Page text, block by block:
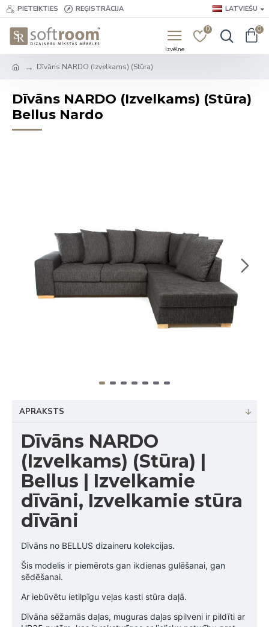
PIETEIKTIES REĢISTRĀCIJA LATVIEŠU
0 0
Dīvāns NARDO (Izvelkams) (Stūra)
Dīvāns NARDO (Izvelkams) (Stūra)
Bellus Nardo
APRAKSTS
Dīvāns NARDO
(Izvelkams) (Stūra) |
Bellus | Izvelkamie
dīvāni, Izvelkamie stūra
dīvāni
Dīvāns no BELLUS dizaineru kolekcijas.
Šis modelis ir piemērots gan ikdienas gulēšanai, gan
sēdēšanai.
Ar iebūvētu ietilpīgu veļas kasti stūra daļā.
Dīvāna sēžamās daļas, muguras daļas spilveni ir pildīti ar